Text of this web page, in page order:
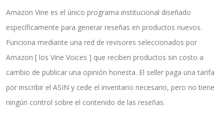
Amazon Vine es el único programa institucional diseñado
específicamente para generar reseñas en productos nuevos.
Funciona mediante una red de revisores seleccionados por
Amazon [ los Vine Voices ] que reciben productos sin costo a
cambio de publicar una opinión honesta. El seller paga una tarifa
por inscribir el ASIN y cede el inventario necesario, pero no tiene
ningún control sobre el contenido de las reseñas.